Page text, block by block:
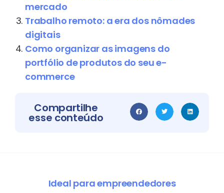
mercado
Trabalho remoto: a era dos nômades
digitais
Como organizar as imagens do
portfólio de produtos do seu e-
commerce
Compartilhe
esse conteúdo
Ideal para empreendedores